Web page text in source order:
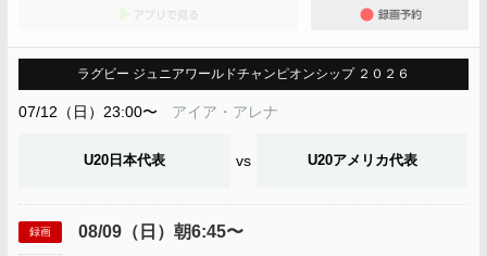
ラグビー ジュニアワールドチャンピオンシップ ２０２６
07/12（日）23:00〜 アイア・アレナ
U20日本代表 vs U20アメリカ代表
録画 08/09（日）朝6:45〜